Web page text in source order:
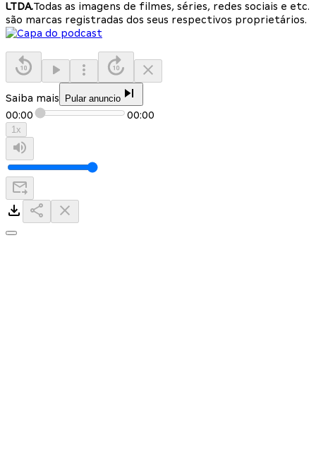
LTDA.Todas as imagens de filmes, séries, redes sociais e etc.
são marcas registradas dos seus respectivos proprietários.
Saiba mais Pular anuncio
00:00 00:00
1x